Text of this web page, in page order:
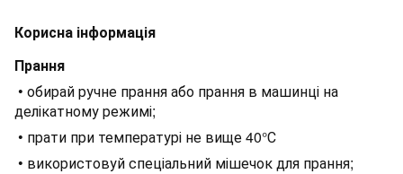
Корисна інформація
Прання
• обирай ручне прання або прання в машинці на
делікатному режимі;
• прати при температурі не вище 40°С
• використовуй спеціальний мішечок для прання;